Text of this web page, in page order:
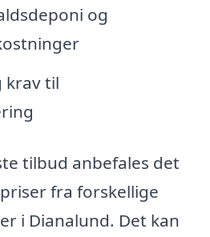
og
krav til
tilbud anbefales det
fra forskellige
i Dianalund. Det kan